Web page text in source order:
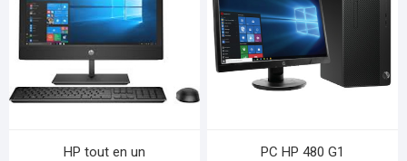
HP tout en un PC HP 480 G1